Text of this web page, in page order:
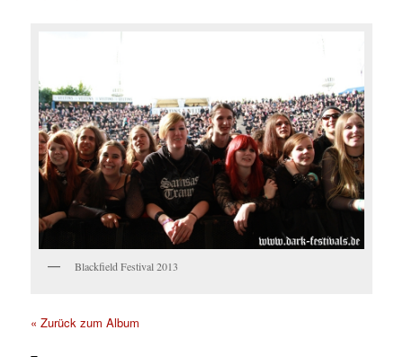
Blackfield Festival 2013
« Zurück zum Album